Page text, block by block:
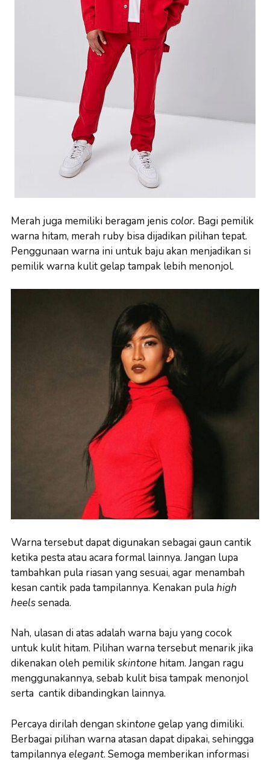
Merah juga memiliki beragam jenis color. Bagi pemilik
warna hitam, merah ruby bisa dijadikan pilihan tepat.
Penggunaan warna ini untuk baju akan menjadikan si
pemilik warna kulit gelap tampak lebih menonjol.
Warna tersebut dapat digunakan sebagai gaun cantik
ketika pesta atau acara formal lainnya. Jangan lupa
tambahkan pula riasan yang sesuai, agar menambah
kesan cantik pada tampilannya. Kenakan pula high
heelssenada.
Nah, ulasan di atas adalah warna baju yang cocok
untuk kulit hitam. Pilihan warna tersebut menarik jika
dikenakan oleh pemilikskintone hitam. Jangan ragu
menggunakannya, sebab kulit bisa tampak menonjol
serta cantik dibandingkan lainnya.
Percaya dirilah dengan skintonegelap yang dimiliki.
Berbagai pilihan warna atasan dapat dipakai, sehingga
tampilannya elegant. Semoga memberikan informasi